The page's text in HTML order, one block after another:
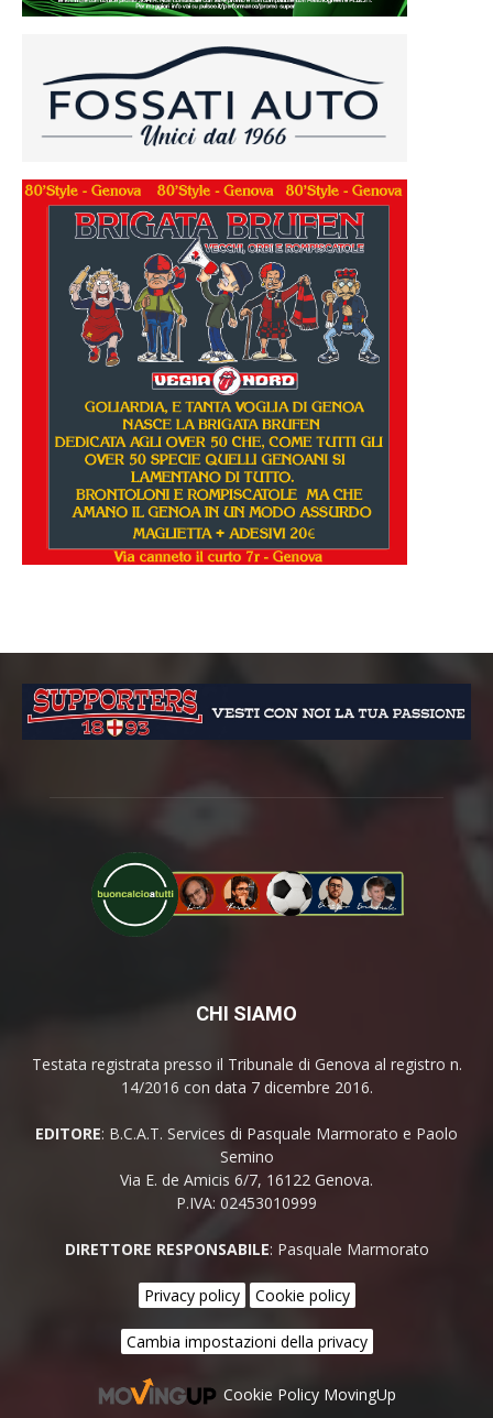
CHI SIAMO
Testata registrata presso il Tribunale di Genova al registro n.
14/2016 con data 7 dicembre 2016.
EDITORE: B.C.A.T. Services di Pasquale Marmorato e Paolo
Semino
Via E. de Amicis 6/7, 16122 Genova.
P.IVA: 02453010999
DIRETTORE RESPONSABILE: Pasquale Marmorato
Privacy policy Cookie policy
Cambia impostazioni della privacy
Cookie Policy MovingUp